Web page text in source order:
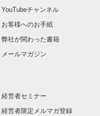
YouTubeチャンネル
お客様へのお手紙
弊社が関わった書籍
メールマガジン
経営者セミナー
経営者限定メルマガ登録